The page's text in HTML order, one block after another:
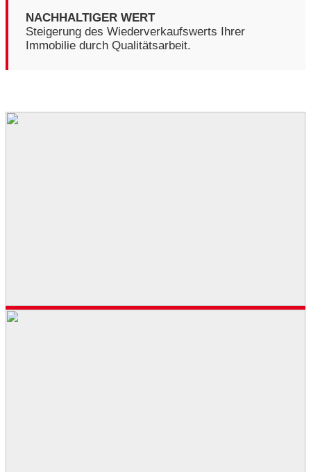
NACHHALTIGER WERT
Steigerung des Wiederverkaufswerts Ihrer
Immobilie durch Qualitätsarbeit.